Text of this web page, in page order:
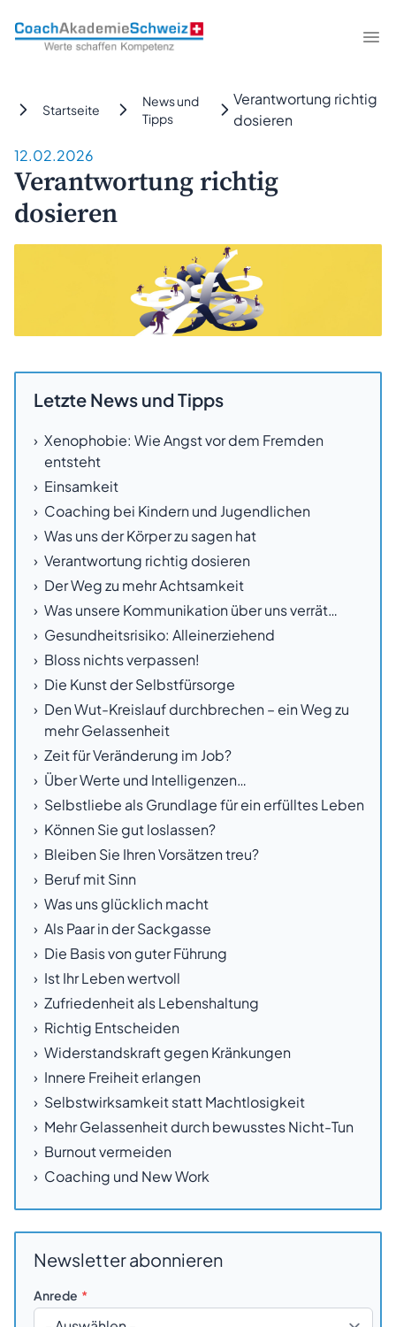
CoachAkademieSchweiz
Startseite
News und
Tipps
Verantwortung richtig
dosieren
12.02.2026
Verantwortung richtig
dosieren
Letzte News und Tipps
Xenophobie: Wie Angst vor dem Fremden
entsteht
Einsamkeit
Coaching bei Kindern und Jugendlichen
Was uns der Körper zu sagen hat
Verantwortung richtig dosieren
Der Weg zu mehr Achtsamkeit
Was unsere Kommunikation über uns verrät…
Gesundheitsrisiko: Alleinerziehend
Bloss nichts verpassen!
Die Kunst der Selbstfürsorge
Den Wut-Kreislauf durchbrechen – ein Weg zu
mehr Gelassenheit
Zeit für Veränderung im Job?
Über Werte und Intelligenzen…
Selbstliebe als Grundlage für ein erfülltes Leben
Können Sie gut loslassen?
Bleiben Sie Ihren Vorsätzen treu?
Beruf mit Sinn
Was uns glücklich macht
Als Paar in der Sackgasse
Die Basis von guter Führung
Ist Ihr Leben wertvoll
Zufriedenheit als Lebenshaltung
Richtig Entscheiden
Widerstandskraft gegen Kränkungen
Innere Freiheit erlangen
Selbstwirksamkeit statt Machtlosigkeit
Mehr Gelassenheit durch bewusstes Nicht-Tun
Burnout vermeiden
Coaching und New Work
Newsletter abonnieren
Anrede